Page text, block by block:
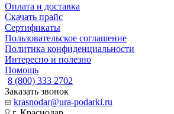
Оплата и доставка
Скачать прайс
Сертификаты
Пользовательское соглашение
Политика конфиденциальности
Интересно и полезно
Помощь
8 (800) 333 2702
Заказать звонок
krasnodar@ura-podarki.ru